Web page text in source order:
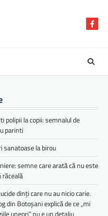
polipii la copii: semnalul de
parinti
sanatoase la birou
semne care arată că nu este
răceală
dinți care nu au nicio carie.
din Botoșani explică de ce „mi
uneori” nu e un detaliu